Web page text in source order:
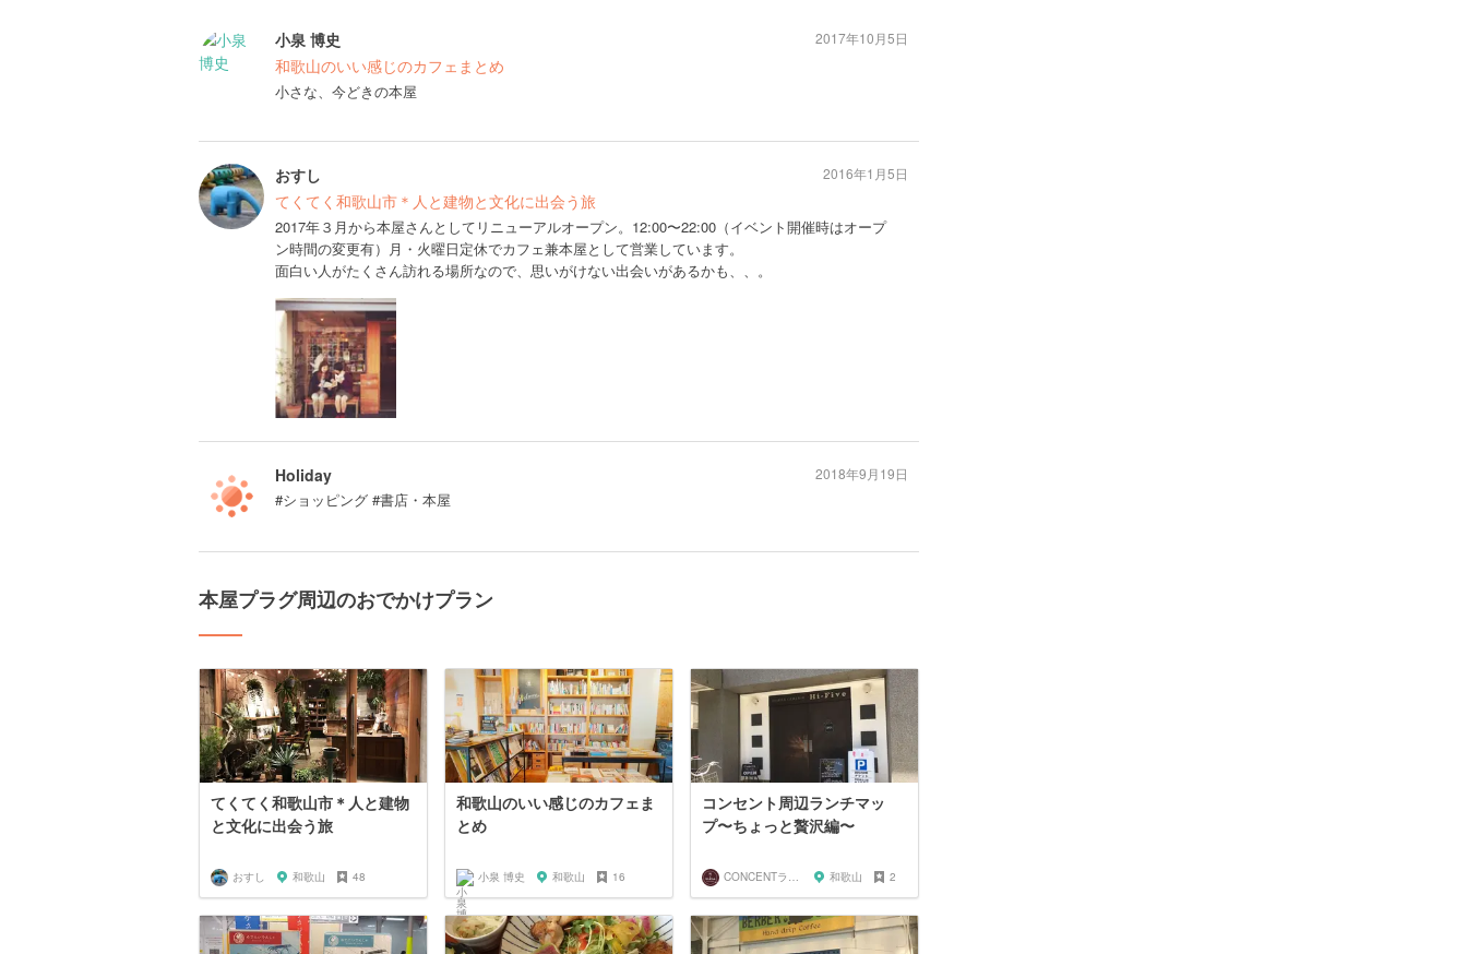
小泉 博史
和歌山のいい感じのカフェまとめ
小さな、今どきの本屋
2017年10月5日
おすし
てくてく和歌山市＊人と建物と文化に出会う旅
2017年３月から本屋さんとしてリニューアルオープン。12:00〜22:00（イベント開催時はオープ
ン時間の変更有）月・火曜日定休でカフェ兼本屋として営業しています。
面白い人がたくさん訪れる場所なので、思いがけない出会いがあるかも、、。
2016年1月5日
Holiday
#ショッピング #書店・本屋
2018年9月19日
本屋プラグ周辺のおでかけプラン
てくてく和歌山市＊人と建物
と文化に出会う旅
おすし 和歌山 48
和歌山のいい感じのカフェま
とめ
小泉 博史 和歌山 16
コンセント周辺ランチマッ
プ〜ちょっと贅沢編〜
CONCENTランチ部 和歌山 2